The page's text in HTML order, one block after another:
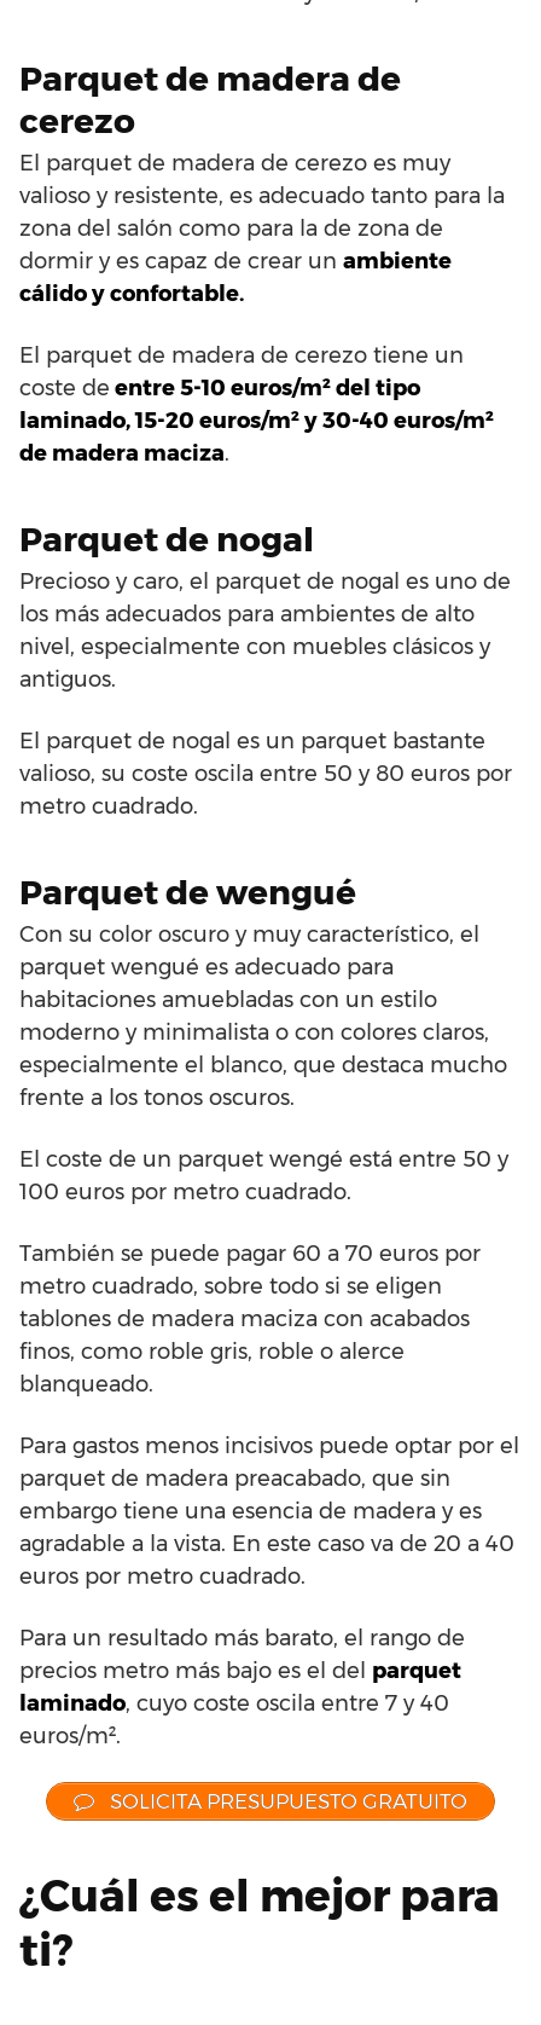
Parquet de madera de
cerezo
El parquet de madera de cerezo es muy
valioso y resistente, es adecuado tanto para la
zona del salón como para la de zona de
dormir y es capaz de crear un ambiente
cálido y confortable.
El parquet de madera de cerezo tiene un
coste de entre 5-10 euros/m² del tipo
laminado, 15-20 euros/m² y 30-40 euros/m²
de madera maciza.
Parquet de nogal
Precioso y caro, el parquet de nogal es uno de
los más adecuados para ambientes de alto
nivel, especialmente con muebles clásicos y
antiguos.
El parquet de nogal es un parquet bastante
valioso, su coste oscila entre 50 y 80 euros por
metro cuadrado.
Parquet de wengué
Con su color oscuro y muy característico, el
parquet wengué es adecuado para
habitaciones amuebladas con un estilo
moderno y minimalista o con colores claros,
especialmente el blanco, que destaca mucho
frente a los tonos oscuros.
El coste de un parquet wengé está entre 50 y
100 euros por metro cuadrado.
También se puede pagar 60 a 70 euros por
metro cuadrado, sobre todo si se eligen
tablones de madera maciza con acabados
finos, como roble gris, roble o alerce
blanqueado.
Para gastos menos incisivos puede optar por el
parquet de madera preacabado, que sin
embargo tiene una esencia de madera y es
agradable a la vista. En este caso va de 20 a 40
euros por metro cuadrado.
Para un resultado más barato, el rango de
precios metro más bajo es el del parquet
laminado, cuyo coste oscila entre 7 y 40
euros/m².
SOLICITA PRESUPUESTO GRATUITO
¿Cuál es el mejor para
ti?